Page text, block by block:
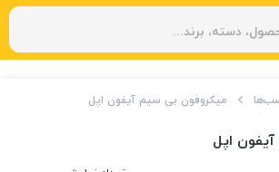
میکروفون بی سیم آیفون اپل
اپل